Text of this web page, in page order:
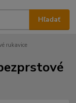
Hľadať
rukavice